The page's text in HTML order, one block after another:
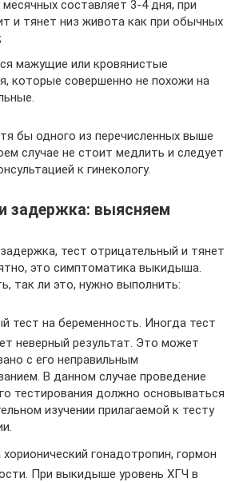
составляет 3-4 дня, при
и тянет низ живота как при обычных
мажущие или кровянистые
которые совершенно не похожи на
бы одного из перечисленных выше
случае не стоит медлить и следует
к гинекологу.
задержка: выясняем
тест отрицательный и тянет
это симптоматика выкидыша.
так ли это, нужно выполнить:
тест на беременность. Иногда тест
неверный результат. Это может
с его неправильным
В данном случае проведение
тестирования должно основываться
изучении прилагаемой к тесту
хорионический гонадотропин, гормон
При выкидыше уровень ХГЧ в